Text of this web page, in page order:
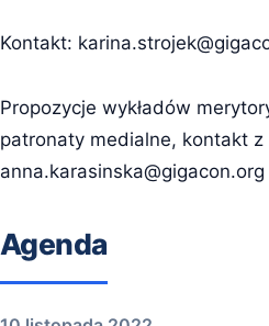
Kontakt:
Propozycje wykładów
patronaty medialne, kontakt z
anna.karasinska@gigacon.org
Agenda